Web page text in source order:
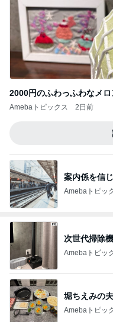
2000円のふわっふわなメ
Amebaトピックス 2日前
案内係を信
Amebaトピッ
次世代掃除
Amebaトピッ
堀ちえみの
Amebaトピッ